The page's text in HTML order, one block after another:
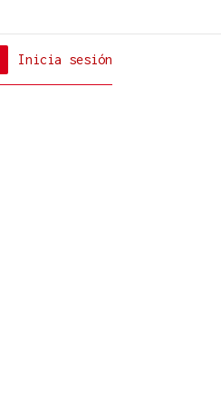
Inicia sesión